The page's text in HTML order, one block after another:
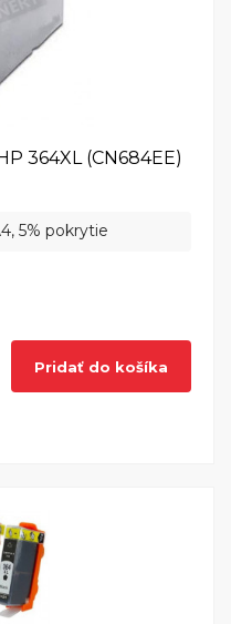
364XL (CN684EE)
5% pokrytie
Pridať do košíka